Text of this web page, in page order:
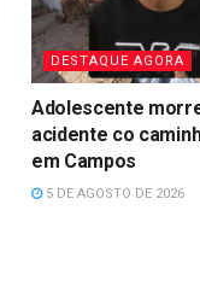
DESTAQUE AGORA
Adolescente
acidente co
em Campos
5 DE AGOSTO DE 2026